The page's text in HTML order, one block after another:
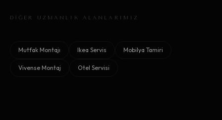
DİĞER UZMANLIK ALANLARIMIZ
Mutfak Montajı Ikea Servis Mobilya Tamiri
Vivense Montaj Otel Servisi